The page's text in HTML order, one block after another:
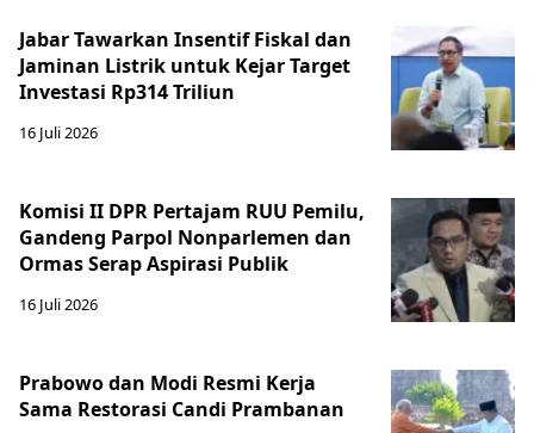
Jabar Tawarkan Insentif Fiskal dan
Jaminan Listrik untuk Kejar Target
Investasi Rp314 Triliun
16 Juli 2026
Komisi II DPR Pertajam RUU Pemilu,
Gandeng Parpol Nonparlemen dan
Ormas Serap Aspirasi Publik
16 Juli 2026
Prabowo dan Modi Resmi Kerja
Sama Restorasi Candi Prambanan